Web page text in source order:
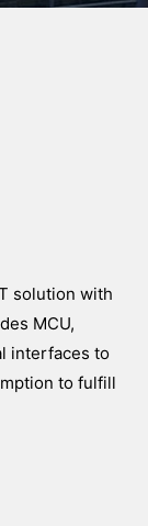
solution with
MCU,
interfaces to
to fulfill